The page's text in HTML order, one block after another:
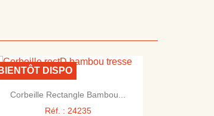
 Aperçu rapide
Corbeille Rectangle Bambou...
Réf. : 24235
BIENTÔT DISPO